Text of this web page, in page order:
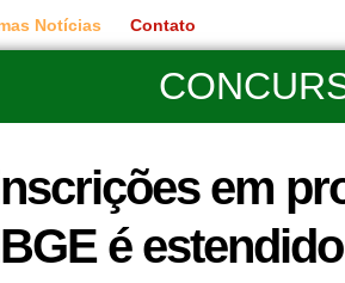
Notícias Contato
em
é estendido